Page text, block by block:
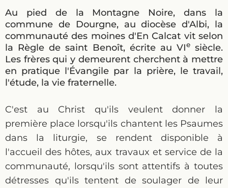
Au pied de la Montagne Noire, dans la
commune de Dourgne, au diocèse d'Albi, la
communauté des moines d'En Calcat vit selon
la Règle de saint Benoît, écrite au VIesiècle.
Les frères qui y demeurent cherchent à mettre
en pratique l'Évangile par la prière, le travail,
l'étude, la vie fraternelle.
C'est au Christ qu'ils veulent donner la
première place lorsqu'ils chantent les Psaumes
dans la liturgie, se rendent disponible à
l'accueil des hôtes, aux travaux et service de la
communauté, lorsqu'ils sont attentifs à toutes
détresses qu'ils tentent de soulager de leur